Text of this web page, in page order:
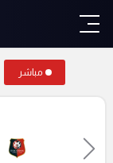
مباشر